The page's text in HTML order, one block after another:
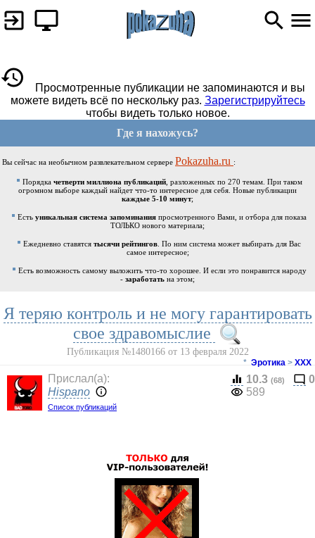
Просмотренные публикации не запоминаются и вы
можете видеть всё по нескольку раз. Зарегистрируйтесь
чтобы видеть только новое.
Где я нахожусь?
Вы сейчас на необычном развлекательном сервере Pokazuha.ru :
Порядка четверти миллиона публикаций, разложенных по 270 темам. При таком
огромном выборе каждый найдет что-то интересное для себя. Новые публикации
каждые 5-10 минут;
Есть уникальная система запоминания просмотренного Вами, и отбора для показа
ТОЛЬКО нового материала;
Ежедневно ставятся тысячи рейтингов . По ним система может выбирать для Вас
самое интересное;
Есть возможность самому выложить что-то хорошее. И если это понравится народу
- заработать на этом;
Я теряю контроль и не могу гарантировать
свое здравомыслие
Публикация №1480166 от 13 февраля 2022
* Эротика > ХХХ
Прислал(a):
Hispano
Список публикаций
10.3 (68)
0
589